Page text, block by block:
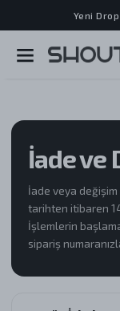
Yeni
İade ve
İade veya değişim
tarihten itibaren
İşlemlerin
sipariş